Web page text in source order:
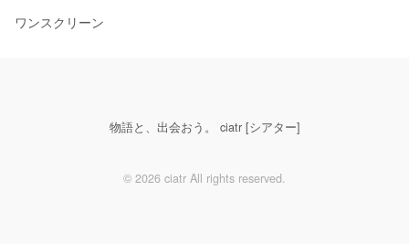
ワンスクリーン
物語と、出会おう。 ciatr [シアター]
© 2026 ciatr All rights reserved.